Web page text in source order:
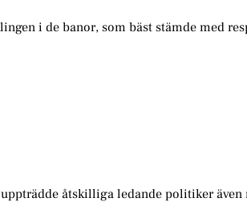
i de banor, som bäst stämde med
åtskilliga ledande politiker även